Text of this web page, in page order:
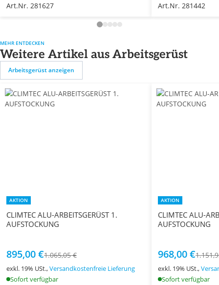
Art.Nr. 281627 Art.Nr. 281442
MEHR ENTDECKEN
Weitere Artikel aus Arbeitsgerüst
Arbeitsgerüst anzeigen
AKTION
CLIMTEC ALU-ARBEITSGERÜST 1.
AUFSTOCKUNG
895,00 €1.065,05 €
exkl. 19% USt.,Versandkostenfreie Lieferung
Sofort verfügbar
AKTION
CLIMTEC ALU-
AUFSTOCKUNG
968,00 €
exkl. 19% USt.,
Sofort verfügbar